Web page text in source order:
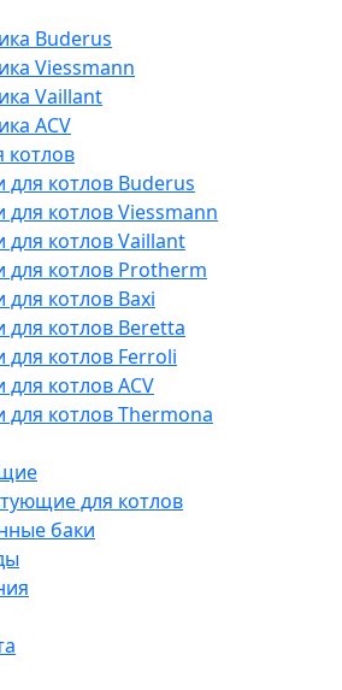
Buderus
Viessmann
Vaillant
ACV
котлов
для котлов Buderus
для котлов Viessmann
для котлов Vaillant
для котлов Protherm
для котлов Baxi
для котлов Beretta
для котлов Ferroli
для котлов ACV
для котлов Thermona
для котлов
баки